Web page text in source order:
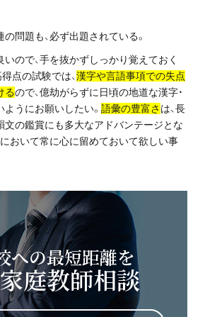
問題も、必ず出題されている。
ので、手を抜かずしっかり覚えておく
点の試験では、漢字や言語事項での失点
るので、億劫がらずに日頃の地道な漢字・
うにお願いしたい。 語彙の豊富さ は、長
文の鑑賞にも多大なアドバンテージとな
おいて常に心に留めておいて欲しい事
への最短距離を
庭教師相談